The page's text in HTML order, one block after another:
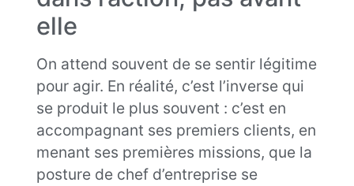
elle
On attend souvent de se sentir légitime
pour agir. En réalité, c’est l’inverse qui
se produit le plus souvent : c’est en
accompagnant ses premiers clients, en
menant ses premières missions, que la
posture de chef d’entreprise se